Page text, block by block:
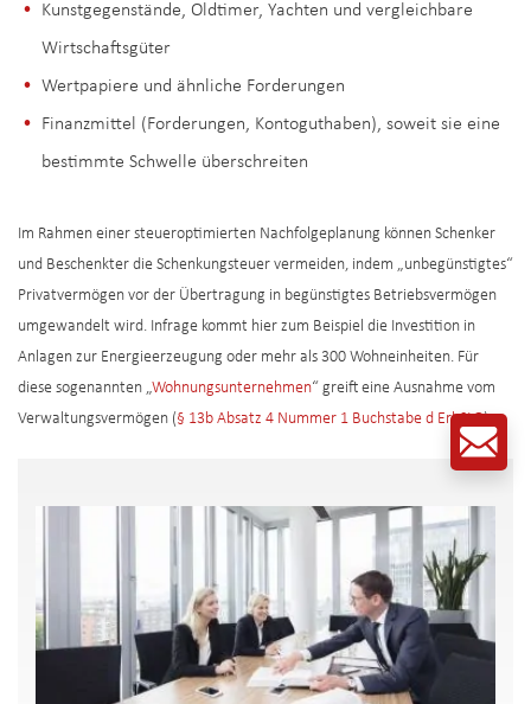
Kunstgegenstände, Oldtimer, Yachten und vergleichbare
Wirtschaftsgüter
Wertpapiere und ähnliche Forderungen
Finanzmittel (Forderungen, Kontoguthaben), soweit sie eine
bestimmte Schwelle überschreiten
Im Rahmen einer steueroptimierten Nachfolgeplanung können Schenker
und Beschenkter die Schenkungsteuer vermeiden, indem „unbegünstigtes“
Privatvermögen vor der Übertragung in begünstigtes Betriebsvermögen
umgewandelt wird. Infrage kommt hier zum Beispiel die Investition in
Anlagen zur Energieerzeugung oder mehr als 300 Wohneinheiten. Für
diese sogenannten „Wohnungsunternehmen“ greift eine Ausnahme vom
Verwaltungsvermögen (§ 13b Absatz 4 Nummer 1 Buchstabe d ErbStG).